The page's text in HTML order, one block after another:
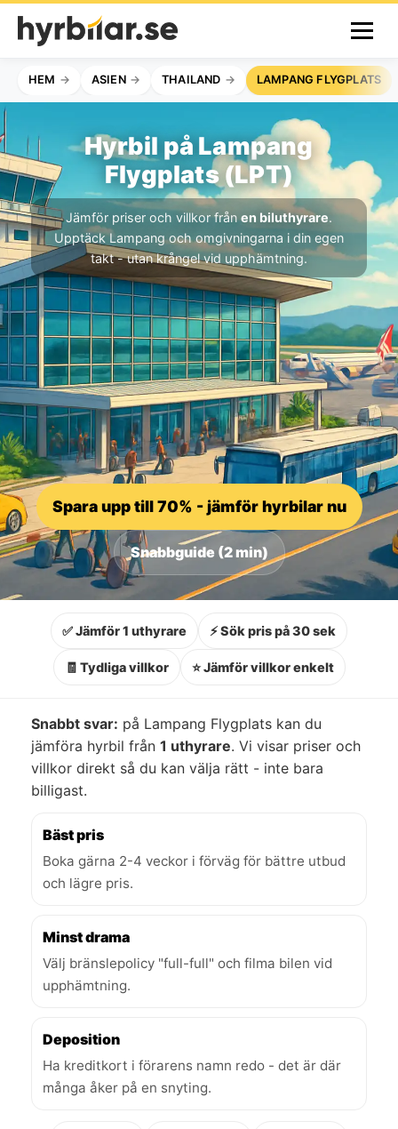
HEM ASIEN THAILAND LAMPANG FLYGPLATS
Hyrbil på Lampang
Flygplats (LPT)
Jämför priser och villkor frånen biluthyrare.
Upptäck Lampang och omgivningarna i din egen
takt - utan krångel vid upphämtning.
Spara upp till 70% - jämför hyrbilar nu
Snabbguide (2 min)
✅ Jämför 1 uthyrare ⚡ Sök pris på 30 sek
🧾 Tydliga villkor ⭐ Jämför villkor enkelt
Snabbt svar: på Lampang Flygplats kan du
jämföra hyrbil från 1 uthyrare. Vi visar priser och
villkor direkt så du kan välja rätt - inte bara
billigast.
Bäst pris
Boka gärna 2-4 veckor i förväg för bättre utbud
och lägre pris.
Minst drama
Välj bränslepolicy "full-full" och filma bilen vid
upphämtning.
Deposition
Ha kreditkort i förarens namn redo - det är där
många åker på en snyting.